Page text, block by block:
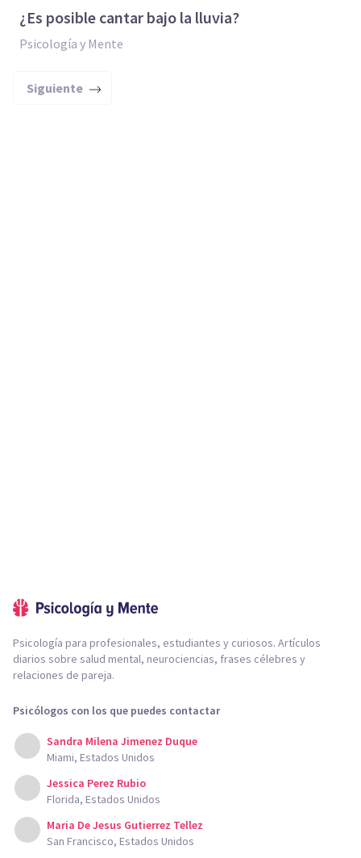
¿Es posible cantar bajo la lluvia?
Psicología y Mente
Siguiente
Psicología para profesionales, estudiantes y curiosos. Artículos
diarios sobre salud mental, neurociencias, frases célebres y
relaciones de pareja.
Psicólogos con los que puedes contactar
Sandra Milena Jimenez Duque
Miami, Estados Unidos
Jessica Perez Rubio
Florida, Estados Unidos
Maria De Jesus Gutierrez Tellez
San Francisco, Estados Unidos